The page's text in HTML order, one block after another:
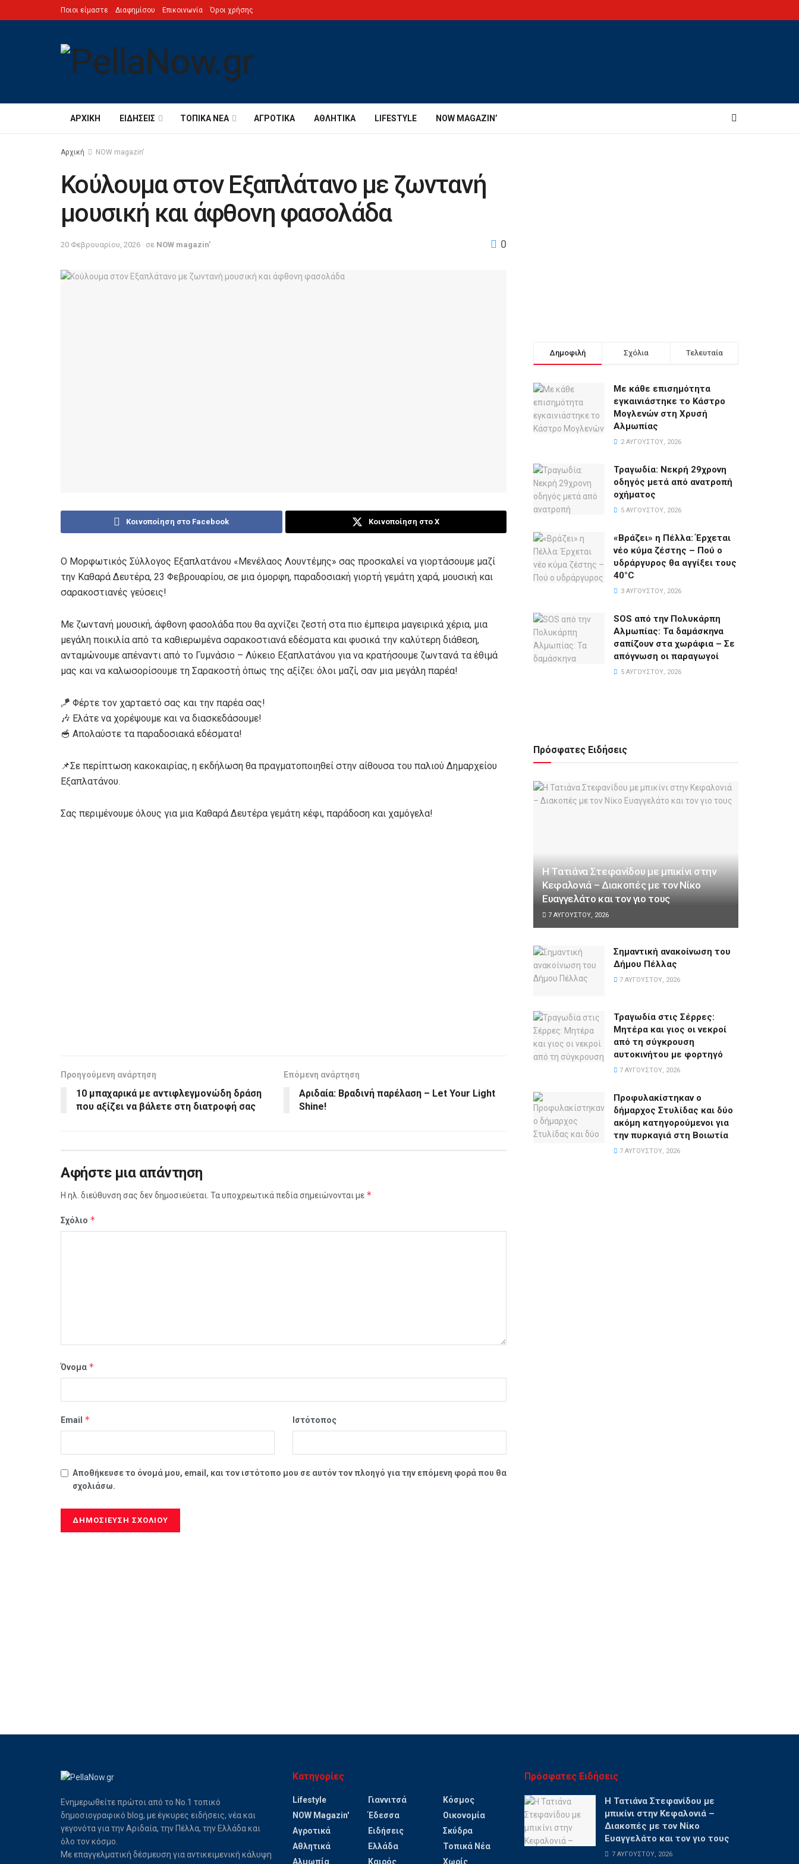
Ποιοι είμαστε Διαφημίσου Επικοινωνία Όροι χρήσης
ΑΡΧΙΚΉ ΕΙΔΉΣΕΙΣ ΤΟΠΙΚΆ ΝΈΑ ΑΓΡΟΤΙΚΆ ΑΘΛΗΤΙΚΆ LIFESTYLE NOW MAGAZIN’
Αρχική NOW magazin'
Κούλουμα στον Εξαπλάτανο με ζωντανή
μουσική και άφθονη φασολάδα
20 Φεβρουαρίου, 2026 σε NOW magazin' 0
Κοινοποίηση στο Facebook Κοινοποίηση στο X
Ο Μορφωτικός Σύλλογος Εξαπλατάνου «Μενέλαος Λουντέμης» σας προσκαλεί να γιορτάσουμε μαζί
την Καθαρά Δευτέρα, 23 Φεβρουαρίου, σε μια όμορφη, παραδοσιακή γιορτή γεμάτη χαρά, μουσική και
σαρακοστιανές γεύσεις!
Με ζωντανή μουσική, άφθονη φασολάδα που θα αχνίζει ζεστή στα πιο έμπειρα μαγειρικά χέρια, μια
μεγάλη ποικιλία από τα καθιερωμένα σαρακοστιανά εδέσματα και φυσικά την καλύτερη διάθεση,
ανταμώνουμε απέναντι από το Γυμνάσιο – Λύκειο Εξαπλατάνου για να κρατήσουμε ζωντανά τα έθιμά
μας και να καλωσορίσουμε τη Σαρακοστή όπως της αξίζει: όλοι μαζί, σαν μια μεγάλη παρέα!
🪁 Φέρτε τον χαρταετό σας και την παρέα σας!
🎶 Ελάτε να χορέψουμε και να διασκεδάσουμε!
🥣 Απολαύστε τα παραδοσιακά εδέσματα!
📌Σε περίπτωση κακοκαιρίας, η εκδήλωση θα πραγματοποιηθεί στην αίθουσα του παλιού Δημαρχείου
Εξαπλατάνου.
Σας περιμένουμε όλους για μια Καθαρά Δευτέρα γεμάτη κέφι, παράδοση και χαμόγελα!
Προηγούμενη ανάρτηση
10 μπαχαρικά με αντιφλεγμονώδη δράση
που αξίζει να βάλετε στη διατροφή σας
Επόμενη ανάρτηση
Αριδαία: Βραδινή παρέλαση – Let Your Light
Shine!
Αφήστε μια απάντηση
Η ηλ. διεύθυνση σας δεν δημοσιεύεται. Τα υποχρεωτικά πεδία σημειώνονται με *
Σχόλιο *
Όνομα *
Email * Ιστότοπος
Αποθήκευσε το όνομά μου, email, και τον ιστότοπο μου σε αυτόν τον πλοηγό για την επόμενη φορά που θα
σχολιάσω.
Δημοφιλή Σχόλια Τελευταία
Με κάθε επισημότητα
εγκαινιάστηκε το Κάστρο
Μογλενών στη Χρυσή
Αλμωπίας
2 ΑΥΓΟΎΣΤΟΥ, 2026
Τραγωδία: Νεκρή 29χρονη
οδηγός μετά από ανατροπή
οχήματος
5 ΑΥΓΟΎΣΤΟΥ, 2026
«Βράζει» η Πέλλα: Έρχεται
νέο κύμα ζέστης – Πού ο
υδράργυρος θα αγγίξει τους
40°C
3 ΑΥΓΟΎΣΤΟΥ, 2026
SOS από την Πολυκάρπη
Αλμωπίας: Τα δαμάσκηνα
σαπίζουν στα χωράφια – Σε
απόγνωση οι παραγωγοί
5 ΑΥΓΟΎΣΤΟΥ, 2026
Πρόσφατες Ειδήσεις
Η Τατιάνα Στεφανίδου με μπικίνι στην
Κεφαλονιά – Διακοπές με τον Νίκο
Ευαγγελάτο και τον γιο τους
7 ΑΥΓΟΎΣΤΟΥ, 2026
Σημαντική ανακοίνωση του
Δήμου Πέλλας
7 ΑΥΓΟΎΣΤΟΥ, 2026
Τραγωδία στις Σέρρες:
Μητέρα και γιος οι νεκροί
από τη σύγκρουση
αυτοκινήτου με φορτηγό
7 ΑΥΓΟΎΣΤΟΥ, 2026
Προφυλακίστηκαν ο
δήμαρχος Στυλίδας και δύο
ακόμη κατηγορούμενοι για
την πυρκαγιά στη Βοιωτία
7 ΑΥΓΟΎΣΤΟΥ, 2026
Ενημερωθείτε πρώτοι από το Νο.1 τοπικό
δημοσιογραφικό blog, με έγκυρες ειδήσεις, νέα και
γεγονότα για την Αριδαία, την Πέλλα, την Ελλάδα και
όλο τον κόσμο.
Με επαγγελματική δέσμευση για αντικειμενική κάλυψη
Κατηγορίες
Lifestyle
NOW Magazin'
Αγροτικά
Αθλητικά
Αλμωπία
Γιαννιτσά
Έδεσσα
Ειδήσεις
Ελλάδα
Καιρός
Κόσμος
Οικονομία
Σκύδρα
Τοπικά Νέα
Χωρίς
Πρόσφατες Ειδήσεις
Η Τατιάνα Στεφανίδου με
μπικίνι στην Κεφαλονιά –
Διακοπές με τον Νίκο
Ευαγγελάτο και τον γιο τους
7 ΑΥΓΟΎΣΤΟΥ, 2026